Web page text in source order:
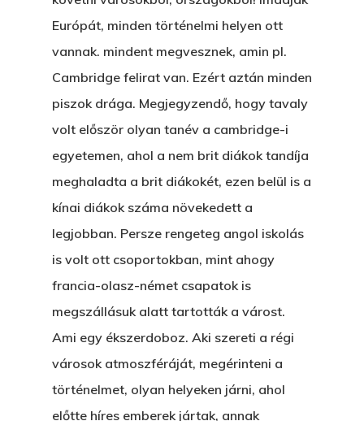
Európát, minden történelmi helyen ott
vannak. mindent megvesznek, amin pl.
Cambridge felirat van. Ezért aztán minden
piszok drága. Megjegyzendő, hogy tavaly
volt először olyan tanév a cambridge-i
egyetemen, ahol a nem brit diákok tandíja
meghaladta a brit diákokét, ezen belül is a
kínai diákok száma növekedett a
legjobban. Persze rengeteg angol iskolás
is volt ott csoportokban, mint ahogy
francia-olasz-német csapatok is
megszállásuk alatt tartották a várost.
Ami egy ékszerdoboz. Aki szereti a régi
városok atmoszféráját, megérinteni a
történelmet, olyan helyeken járni, ahol
előtte híres emberek jártak, annak